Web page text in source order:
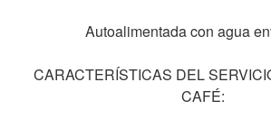
Autoalimentada con agua
CARACTERÍSTICAS DEL
CAFÉ: